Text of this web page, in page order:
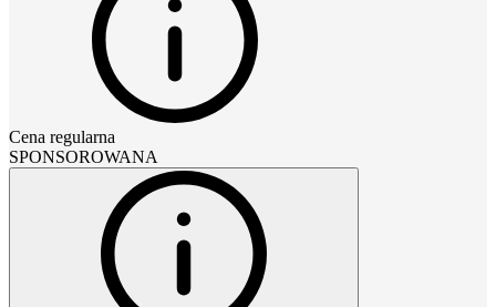
Cena regularna
SPONSOROWANA